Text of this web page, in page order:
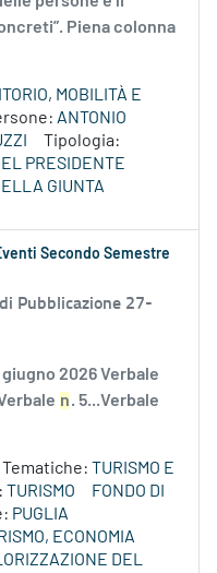
Piena colonna
MOBILITÀ E
ANTONIO
Tipologia:
PRESIDENTE
GIUNTA
Secondo Semestre
Pubblicazione 27-
giugno 2026 Verbale
n. 5...Verbale
TURISMO E
TURISMO
FONDO DI
PUGLIA
ECONOMIA
DEL